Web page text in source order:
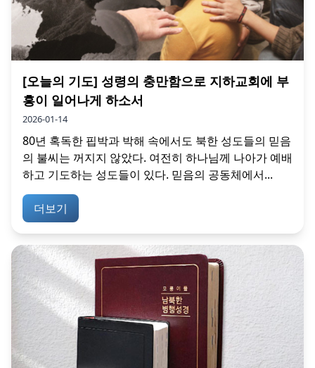
[오늘의 기도] 성령의 충만함으로 지하교회에 부
흥이 일어나게 하소서
2026-01-14
80년 혹독한 핍박과 박해 속에서도 북한 성도들의 믿음
의 불씨는 꺼지지 않았다. 여전히 하나님께 나아가 예배
하고 기도하는 성도들이 있다. 믿음의 공동체에서...
더보기